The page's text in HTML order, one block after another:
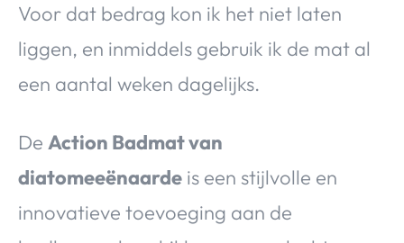
Voor dat bedrag kon ik het niet laten
liggen, en inmiddels gebruik ik de mat al
een aantal weken dagelijks.
De Action Badmat van
diatomeeënaarde is een stijlvolle en
innovatieve toevoeging aan de